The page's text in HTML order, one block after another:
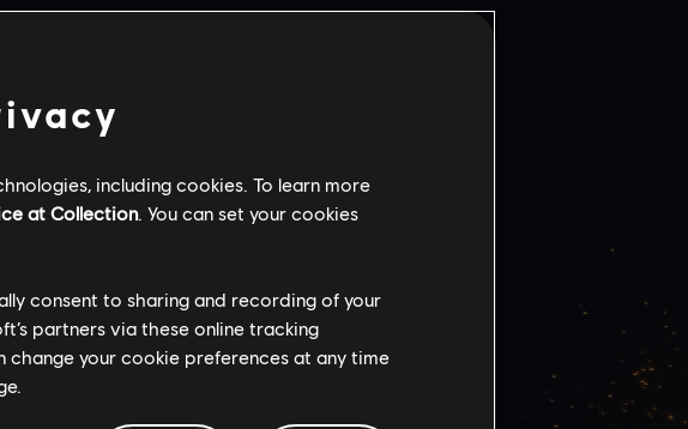
MAPĘ
KAFE DOSTOJEWSKI BANK
including cookies. To learn more
at Collection. You can set your cookies
consent to sharing and recording of your
partners via these online tracking
change your cookie preferences at any time